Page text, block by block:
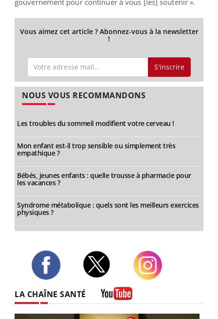
Vous aimez cet article ? Abonnez-vous à la newsletter
!
S'inscrire
NOUS VOUS RECOMMANDONS
Les troubles du sommeil modifient votre cerveau !
Mon enfant est-il trop sensible ou simplement très
empathique ?
Bébés, jeunes enfants : quelle trousse à pharmacie pour
les vacances ?
Syndrome métabolique : quels sont les meilleurs exercices
physiques ?
LA CHAÎNE SANTÉ